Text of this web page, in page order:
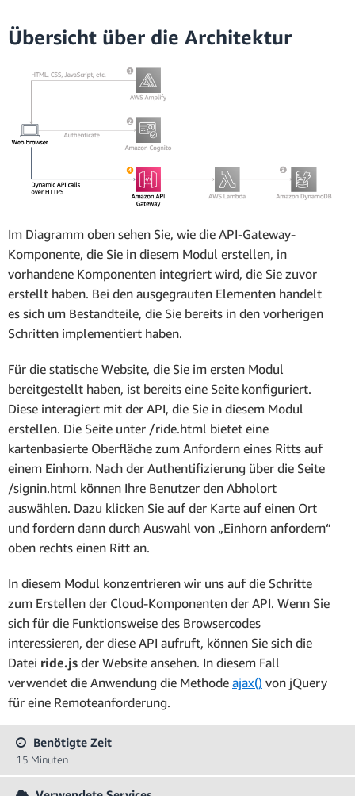
Übersicht über die Architektur
Im Diagramm oben sehen Sie, wie die API-Gateway-
Komponente, die Sie in diesem Modul erstellen, in
vorhandene Komponenten integriert wird, die Sie zuvor
erstellt haben. Bei den ausgegrauten Elementen handelt
es sich um Bestandteile, die Sie bereits in den vorherigen
Schritten implementiert haben.
Für die statische Website, die Sie im ersten Modul
bereitgestellt haben, ist bereits eine Seite konfiguriert.
Diese interagiert mit der API, die Sie in diesem Modul
erstellen. Die Seite unter /ride.html bietet eine
kartenbasierte Oberfläche zum Anfordern eines Ritts auf
einem Einhorn. Nach der Authentifizierung über die Seite
/signin.html können Ihre Benutzer den Abholort
auswählen. Dazu klicken Sie auf der Karte auf einen Ort
und fordern dann durch Auswahl von „Einhorn anfordern“
oben rechts einen Ritt an.
In diesem Modul konzentrieren wir uns auf die Schritte
zum Erstellen der Cloud-Komponenten der API. Wenn Sie
sich für die Funktionsweise des Browsercodes
interessieren, der diese API aufruft, können Sie sich die
Datei ride.js der Website ansehen. In diesem Fall
verwendet die Anwendung die Methode ajax() von jQuery
für eine Remoteanforderung.
Benötigte Zeit
15 Minuten